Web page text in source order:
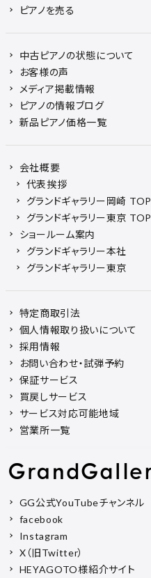
ピアノを売る
中古ピアノの状態について
お客様の声
メディア掲載情報
ピアノの情報ブログ
新品ピアノ価格一覧
会社概要
代表挨拶
グランドギャラリー岡崎 TOP
グランドギャラリー東京 TOP
ショールーム案内
グランドギャラリー本社
グランドギャラリー東京
特定商取引法
個人情報取り扱いについて
採用情報
お問い合わせ・試弾予約
保証サービス
買戻しサービス
サービス対応可能地域
営業所一覧
GG公式YouTubeチャンネル
facebook
Instagram
X（旧Twitter）
HEYAGOTO様紹介サイト